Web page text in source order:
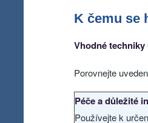
K čemu se
Vhodné techniky
Porovnejte
Péče a důležité
Používejte k